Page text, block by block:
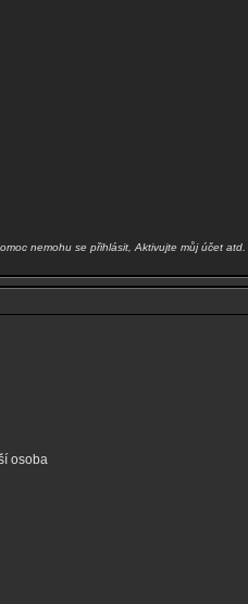
nemohu se přihlásit, Aktivujte můj účet atd.
osoba